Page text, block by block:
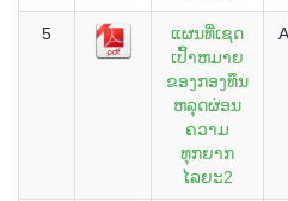
5
ແຜນທີ່ເຊດ
ເປົ້າຫມາຍ
ຂອງກອງທຶນ
ຫລຸດຜ່ອນ
ຄວາມ
ທຸກຍາກ
ໄລຍະ2